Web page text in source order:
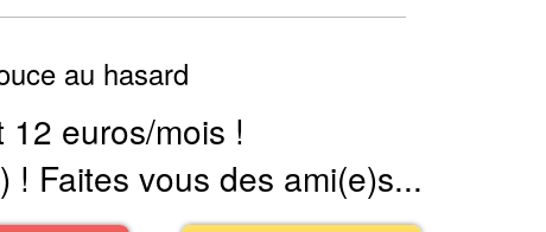
au hasard
euros/mois !
Faites vous des ami(e)s...